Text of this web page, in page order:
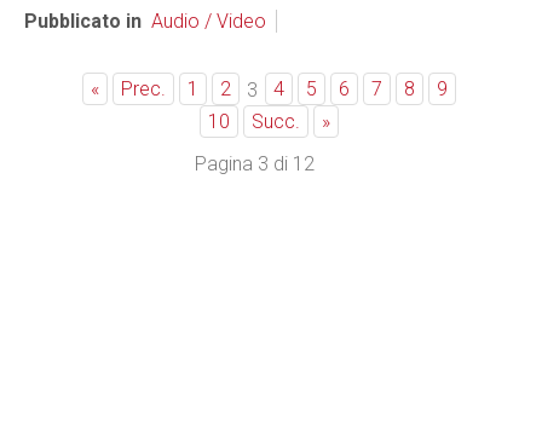
Pubblicato in Audio / Video
« Prec. 1 2 3 4 5 6 7 8
9
10
Succ.
»
Pagina 3 di 12